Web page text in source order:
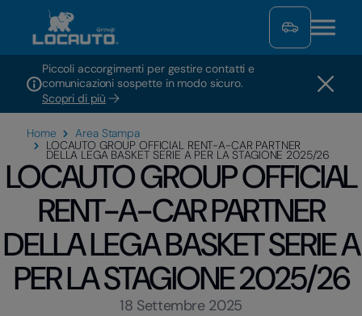
Piccoli accorgimenti per gestire contatti e
comunicazioni sospette in modo sicuro.
Scopri di più
Home
Area Stampa
LOCAUTO GROUP OFFICIAL RENT-A-CAR PARTNER
DELLA LEGA BASKET SERIE A PER LA STAGIONE 2025/26
LOCAUTO GROUP OFFICIAL
RENT-A-CAR PARTNER
DELLA LEGA BASKET SERIE A
PER LA STAGIONE 2025/26
18 Settembre 2025